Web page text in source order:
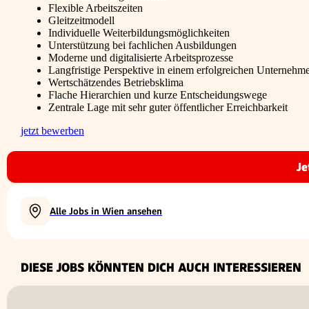
Flexible Arbeitszeiten
Gleitzeitmodell
Individuelle Weiterbildungsmöglichkeiten
Unterstützung bei fachlichen Ausbildungen
Moderne und digitalisierte Arbeitsprozesse
Langfristige Perspektive in einem erfolgreichen
Wertschätzendes Betriebsklima
Flache Hierarchien und kurze Entscheidungswege
Zentrale Lage mit sehr guter öffentlicher Erreichbarkeit
jetzt bewerben
Alle Jobs in Wien ansehen
DIESE JOBS KÖNNTEN DICH AUCH INTERESSIEREN